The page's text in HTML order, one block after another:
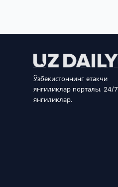
Ўзбекистоннинг етакчи
янгиликлар порталы. 24/7
янгиликлар.